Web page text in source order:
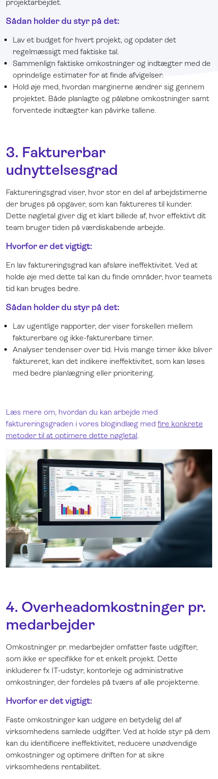
projektarbejdet.
Sådan holder du styr på det:
Lav et budget for hvert projekt, og opdater det
regelmæssigt med faktiske tal.
Sammenlign faktiske omkostninger og indtægter med de
oprindelige estimater for at finde afvigelser.
Hold øje med, hvordan marginerne ændrer sig gennem
projektet. Både planlagte og påløbne omkostninger samt
forventede indtægter kan påvirke tallene.
3. Fakturerbar
udnyttelsesgrad
Faktureringsgrad viser, hvor stor en del af arbejdstimerne
der bruges på opgaver, som kan faktureres til kunder.
Dette nøgletal giver dig et klart billede af, hvor effektivt dit
team bruger tiden på værdiskabende arbejde.
Hvorfor er det vigtigt:
En lav faktureringsgrad kan afsløre ineffektivitet. Ved at
holde øje med dette tal kan du finde områder, hvor teamets
tid kan bruges bedre.
Sådan holder du styr på det:
Lav ugentlige rapporter, der viser forskellen mellem
fakturerbare og ikke-fakturerbare timer.
Analyser tendenser over tid. Hvis mange timer ikke bliver
faktureret, kan det indikere ineffektivitet, som kan løses
med bedre planlægning eller prioritering.
Læs mere om, hvordan du kan arbejde med
faktureringsgraden i vores blogindlæg med fire konkrete
metoder til at optimere dette nøgletal.
4. Overheadomkostninger pr.
medarbejder
Omkostninger pr. medarbejder omfatter faste udgifter,
som ikke er specifikke for et enkelt projekt. Dette
inkluderer fx IT-udstyr, kontorleje og administrative
omkostninger, der fordeles på tværs af alle projekterne.
Hvorfor er det vigtigt:
Faste omkostninger kan udgøre en betydelig del af
virksomhedens samlede udgifter. Ved at holde styr på dem
kan du identificere ineffektivitet, reducere unødvendige
omkostninger og optimere driften for at sikre
virksomhedens rentabilitet.